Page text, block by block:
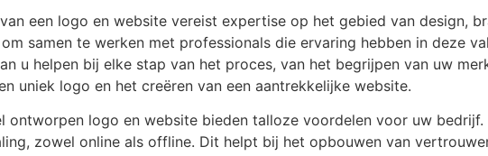
een logo en website vereist expertise op het gebied van design,
samen te werken met professionals die ervaring hebben in deze
u helpen bij elke stap van het proces, van het begrijpen van uw
uniek logo en het creëren van een aantrekkelijke website.
ontworpen logo en website bieden talloze voordelen voor uw
zowel online als offline. Dit helpt bij het opbouwen van